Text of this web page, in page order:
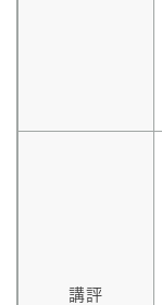
講評